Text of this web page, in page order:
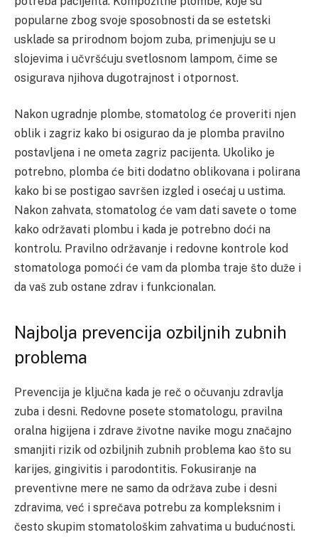
popularne zbog svoje sposobnosti da se estetski
usklade sa prirodnom bojom zuba, primenjuju se u
slojevima i učvršćuju svetlosnom lampom, čime se
osigurava njihova dugotrajnost i otpornost.
Nakon ugradnje plombe, stomatolog će proveriti njen
oblik i zagriz kako bi osigurao da je plomba pravilno
postavljena i ne ometa zagriz pacijenta. Ukoliko je
potrebno, plomba će biti dodatno oblikovana i polirana
kako bi se postigao savršen izgled i osećaj u ustima.
Nakon zahvata, stomatolog će vam dati savete o tome
kako održavati plombu i kada je potrebno doći na
kontrolu. Pravilno održavanje i redovne kontrole kod
stomatologa pomoći će vam da plomba traje što duže i
da vaš zub ostane zdrav i funkcionalan.
Najbolja prevencija ozbiljnih zubnih
problema
Prevencija je ključna kada je reč o očuvanju zdravlja
zuba i desni. Redovne posete stomatologu, pravilna
oralna higijena i zdrave životne navike mogu značajno
smanjiti rizik od ozbiljnih zubnih problema kao što su
karijes, gingivitis i parodontitis. Fokusiranje na
preventivne mere ne samo da održava zube i desni
zdravima, već i sprečava potrebu za kompleksnim i
često skupim stomatološkim zahvatima u budućnosti.